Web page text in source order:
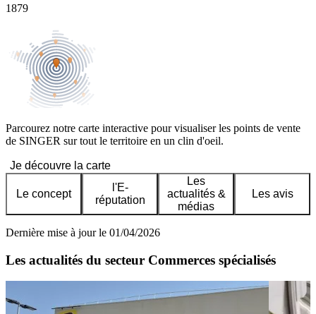
1879
Parcourez notre carte interactive pour visualiser les points de vente
de SINGER sur tout le territoire en un clin d'oeil.
Je découvre la carte
Le concept
l'E-
réputation
Les
actualités &
médias
Les avis
Dernière mise à jour le 01/04/2026
Les actualités du secteur Commerces spécialisés